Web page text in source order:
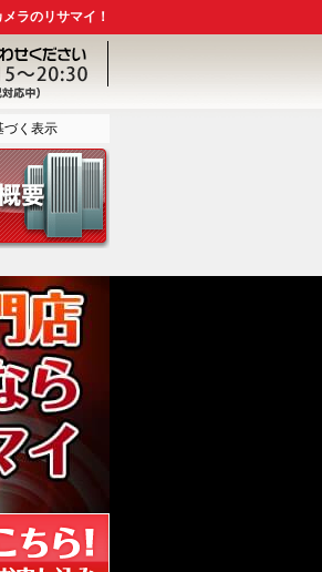
ラのリサマイ！
づく表示